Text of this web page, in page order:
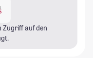
Zugriff auf den